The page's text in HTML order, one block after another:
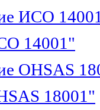
ИСО
14001"
OHSAS
18001"